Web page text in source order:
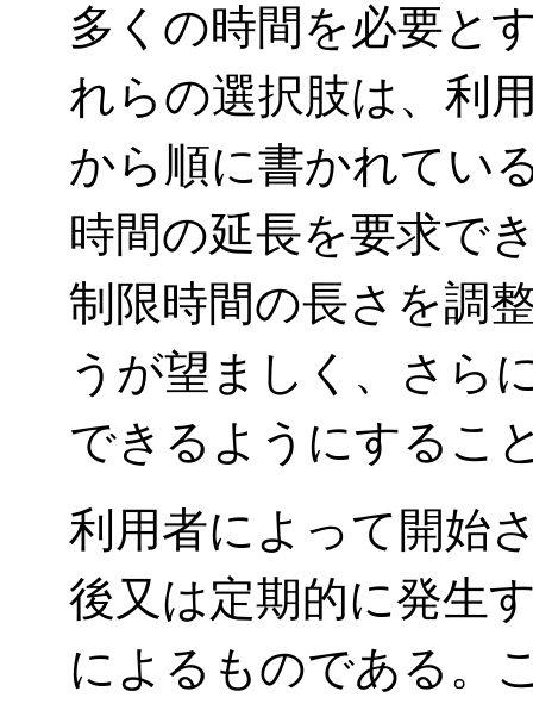
多くの時間を必要と
れらの選択肢は、利
から順に書かれてい
時間の延長を要求で
制限時間の長さを調
うが望ましく、さら
できるようにするこ
利用者によって開始
後又は定期的に発生
によるものである。